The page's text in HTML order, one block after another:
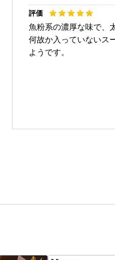
魚粉系の濃厚な味で、
何故か入っていないス
ようです。